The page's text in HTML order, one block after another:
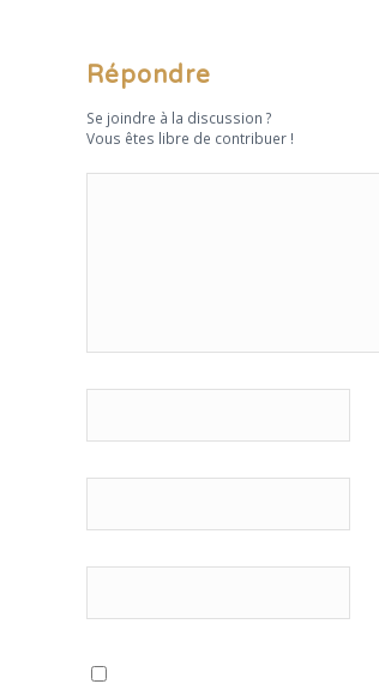
Répondre
Se joindre à la discussion ?
Vous êtes libre de contribuer !